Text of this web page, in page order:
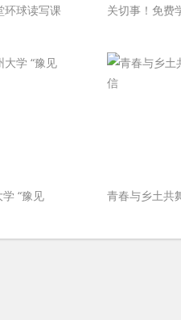
环球读写课 关切事！免费
“豫见 青春与乡土共